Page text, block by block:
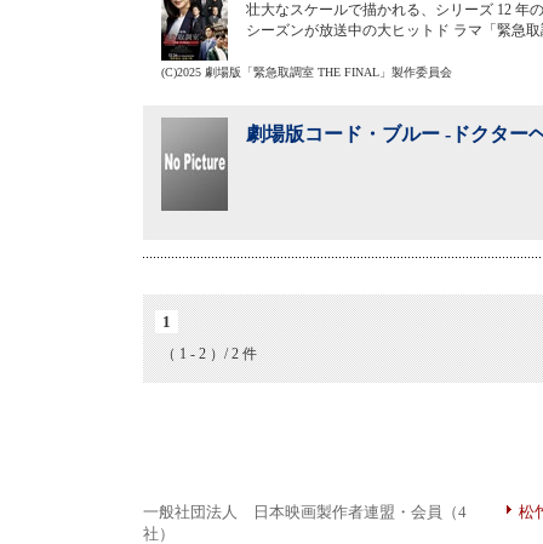
壮大なスケールで描かれる、シリーズ 12
シーズンが放送中の大ヒットド ラマ「緊急
(C)2025 劇場版「緊急取調室 THE FINAL」製作委員会
劇場版コード・ブルー -ドクター
1
（ 1 - 2 ）/ 2 件
一般社団法人 日本映画製作者連盟・会員（4
社）
松